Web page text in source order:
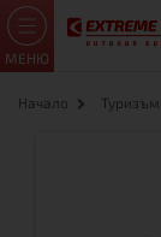
МЕНЮ
Начало